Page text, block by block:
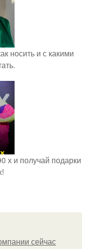
носить и с какими
х и получай подарки
сейчас